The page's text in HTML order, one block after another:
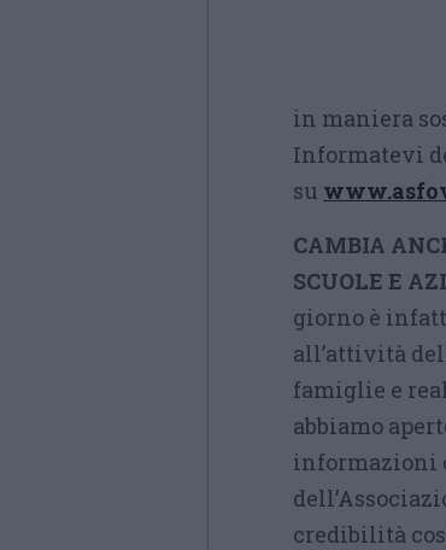
in maniera
Informatevi
su
CAMBIA
SCUOLE E
giorno è
all’attività
famiglie e
abbiamo
informazioni
credibilità